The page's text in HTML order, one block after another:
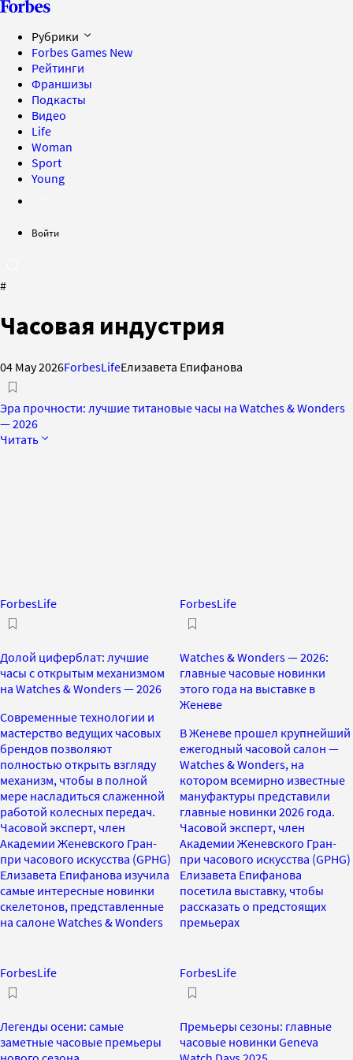
Рубрики
Forbes Games New
Рейтинги
Франшизы
Подкасты
Видео
Life
Woman
Sport
Young
Войти
#
Часовая индустрия
04 May 2026ForbesLifeЕлизавета Епифанова
Эра прочности: лучшие титановые часы на Watches & Wonders
— 2026
Читать
ForbesLife
Долой циферблат: лучшие
часы с открытым механизмом
на Watches & Wonders — 2026
Современные технологии и
мастерство ведущих часовых
брендов позволяют
полностью открыть взгляду
механизм, чтобы в полной
мере насладиться слаженной
работой колесных передач.
Часовой эксперт, член
Академии Женевского Гран-
при часового искусства (GPHG)
Елизавета Епифанова изучила
самые интересные новинки
скелетонов, представленные
на салоне Watches & Wonders
ForbesLife
Watches & Wonders — 2026:
главные часовые новинки
этого года на выставке в
Женеве
В Женеве прошел крупнейший
ежегодный часовой салон —
Watches & Wonders, на
котором всемирно известные
мануфактуры представили
главные новинки 2026 года.
Часовой эксперт, член
Академии Женевского Гран-
при часового искусства (GPHG)
Елизавета Епифанова
посетила выставку, чтобы
рассказать о предстоящих
премьерах
ForbesLife
Легенды осени: самые
заметные часовые премьеры
ForbesLife
Премьеры сезоны: главные
часовые новинки Geneva